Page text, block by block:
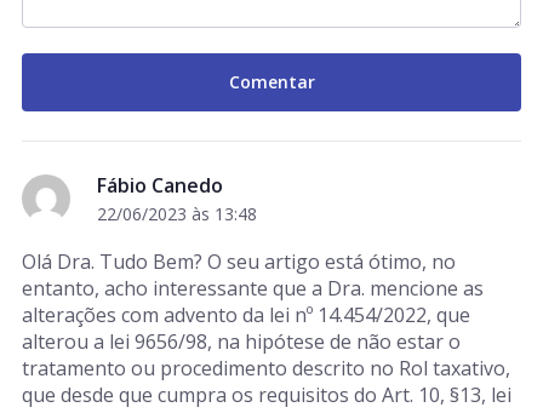
Fábio Canedo
22/06/2023 às 13:48
Olá Dra. Tudo Bem? O seu artigo está ótimo, no
entanto, acho interessante que a Dra. mencione as
alterações com advento da lei nº 14.454/2022, que
alterou a lei 9656/98, na hipótese de não estar o
tratamento ou procedimento descrito no Rol taxativo,
que desde que cumpra os requisitos do Art. 10, §13, lei